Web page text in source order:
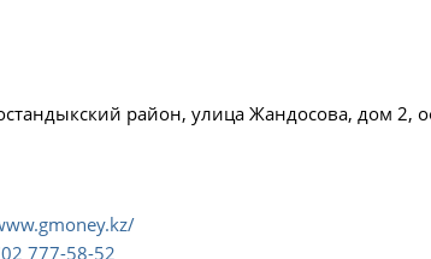
район, улица Жандосова, дом 2,
777-58-52